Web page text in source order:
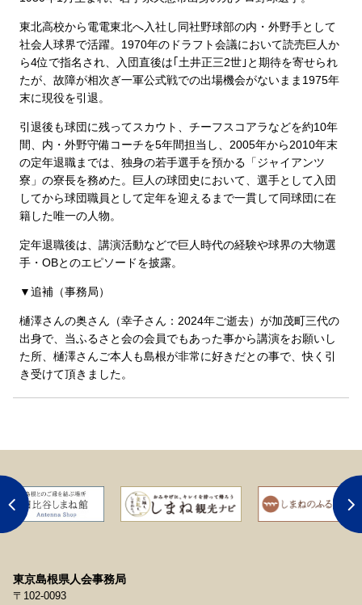
東北高校から電電東北へ入社し同社野球部の内・外野手として
社会人球界で活躍。1970年のドラフト会議において読売巨人か
ら4位で指名され、入団直後は｢土井正三2世｣と期待を寄せられ
たが、故障が相次ぎ一軍公式戦での出場機会がないまま1975年
末に現役を引退。
引退後も球団に残ってスカウト、チーフスコアラなどを約10年
間、内・外野守備コーチを5年間担当し、2005年から2010年末
の定年退職までは、独身の若手選手を預かる「ジャイアンツ
寮」の寮長を務めた。巨人の球団史において、選手として入団
してから球団職員として定年を迎えるまで一貫して同球団に在
籍した唯一の人物。
定年退職後は、講演活動などで巨人時代の経験や球界の大物選
手・OBとのエピソードを披露。
▼追補（事務局）
樋澤さんの奥さん（幸子さん：2024年ご逝去）が加茂町三代の
出身で、当ふるさと会の会員でもあった事から講演をお願いし
た所、樋澤さんご本人も島根が非常に好きだとの事で、快く引
き受けて頂きました。
東京島根県人会事務局
〒102-0093